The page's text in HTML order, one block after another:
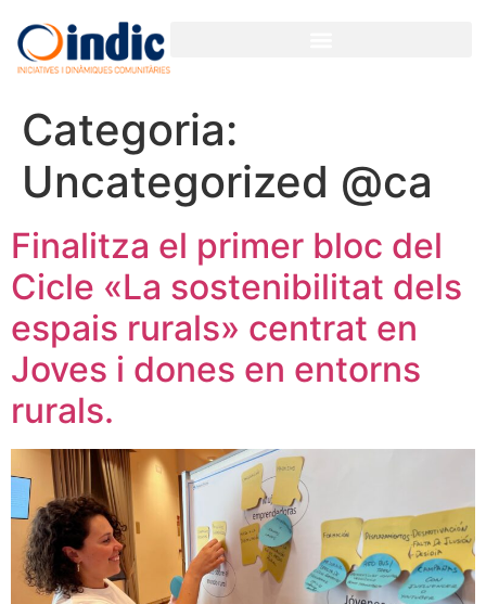
Categoria:
Uncategorized @ca
Finalitza el primer bloc del
Cicle «La sostenibilitat dels
espais rurals» centrat en
Joves i dones en entorns
rurals.